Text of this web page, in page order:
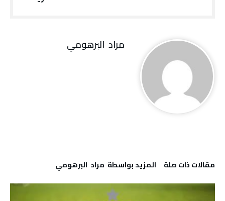
مراد‭ ‬ البرهومي
‫مقالات ذات صلة‬ ‫‫المزيد بواسطة‬ ‬ مراد‭ ‬ البرهومي